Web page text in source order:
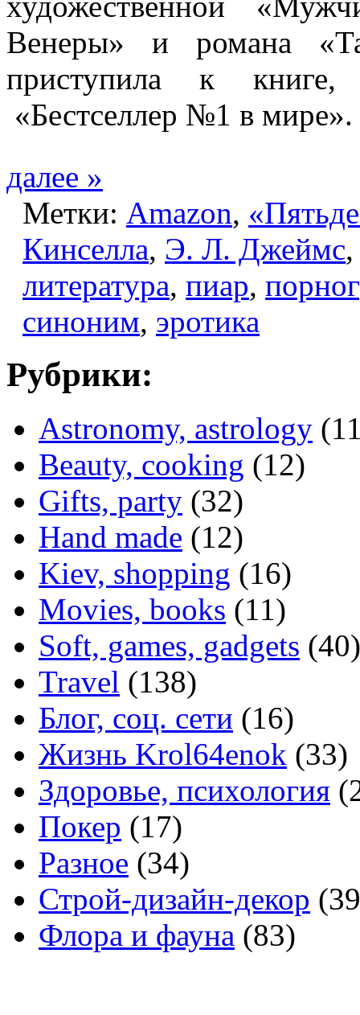
Венеры» и романа
приступила к книге,
«Бестселлер №1 в мире».
далее »
Метки: Amazon,
Кинселла, Э. Л. Джеймс
литература, пиар,
синоним, эротика
Рубрики:
Astronomy, astrology
Beauty, cooking (12)
Gifts, party (32)
Hand made (12)
Kiev, shopping (16)
Movies, books (11)
Soft, games, gadgets (40)
Travel (138)
Блог, соц. сети (16)
Жизнь Krol64enok (33)
Здоровье, психология
Покер (17)
Разное (34)
Строй-дизайн-декор
Флора и фауна (83)